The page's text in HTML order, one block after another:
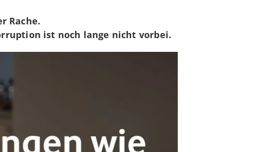
Rache.
ist noch lange nicht vorbei.